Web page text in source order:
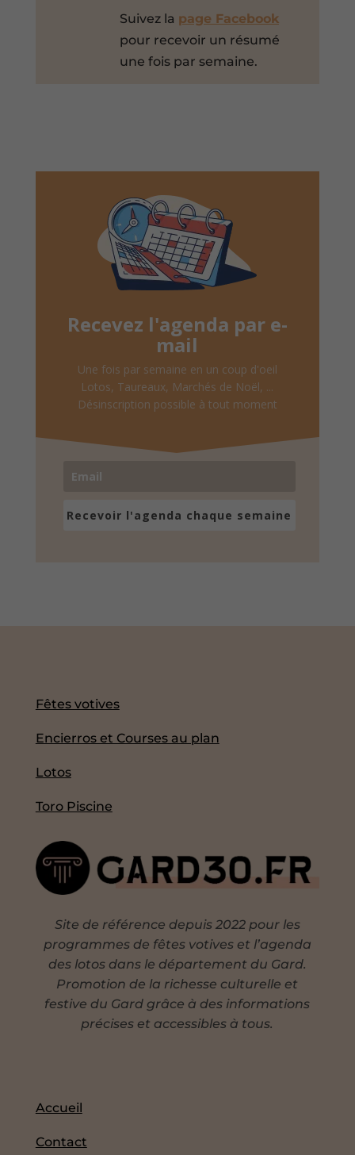
Suivez la page Facebook
pour recevoir un résumé
une fois par semaine.
Recevez l'agenda par e-
mail
Une fois par semaine en un coup d'oeil
Lotos, Taureaux, Marchés de Noël, ...
Désinscription possible à tout moment
Recevoir l'agenda chaque semaine
Fêtes votives
Encierros et Courses au plan
Lotos
Toro Piscine
Site de référence depuis 2022 pour les
programmes de fêtes votives et l’agenda
des lotos dans le département du Gard.
Promotion de la richesse culturelle et
festive du Gard grâce à des informations
précises et accessibles à tous.
Accueil
Contact